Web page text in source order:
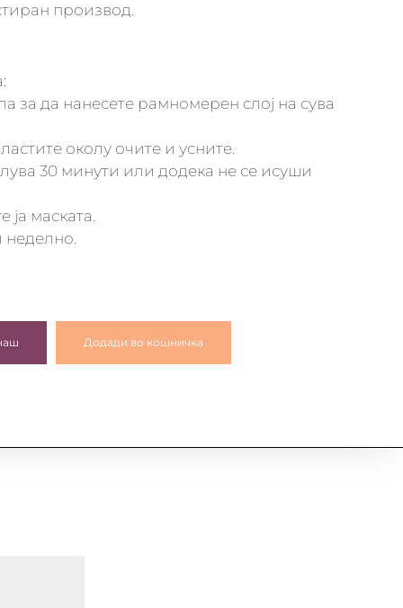
производ.
за да нанесете рамномерен слој на сува
околу очите и усните.
30 минути или додека не се исуши
ја маската.
неделно.
Додади во кошничка